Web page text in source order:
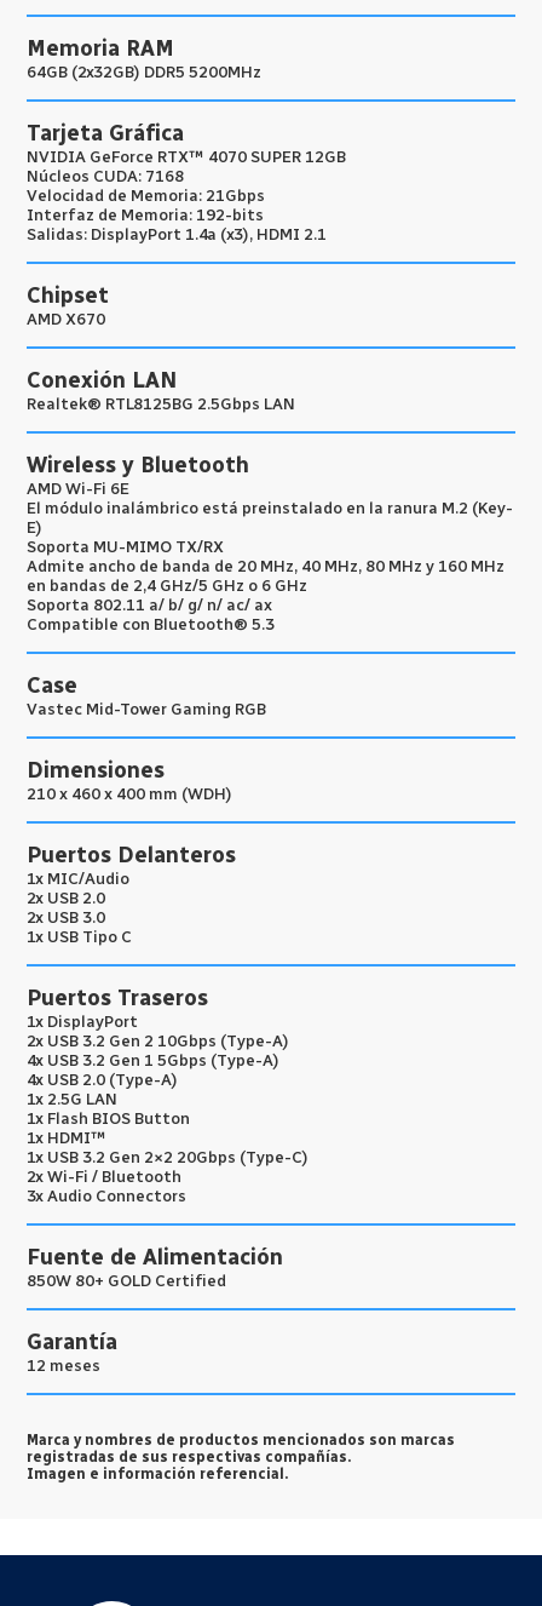
Memoria RAM
64GB (2x32GB) DDR5 5200MHz
Tarjeta Gráfica
NVIDIA GeForce RTX™ 4070 SUPER 12GB
Núcleos CUDA: 7168
Velocidad de Memoria: 21Gbps
Interfaz de Memoria: 192-bits
Salidas: DisplayPort 1.4a (x3), HDMI 2.1
Chipset
AMD X670
Conexión LAN
Realtek® RTL8125BG 2.5Gbps LAN
Wireless y Bluetooth
AMD Wi-Fi 6E
El módulo inalámbrico está preinstalado en la ranura M.2 (Key-
E)
Soporta MU-MIMO TX/RX
Admite ancho de banda de 20 MHz, 40 MHz, 80 MHz y 160 MHz
en bandas de 2,4 GHz/5 GHz o 6 GHz
Soporta 802.11 a/ b/ g/ n/ ac/ ax
Compatible con Bluetooth® 5.3
Case
Vastec Mid-Tower Gaming RGB
Dimensiones
210 x 460 x 400 mm (WDH)
Puertos Delanteros
1x MIC/Audio
2x USB 2.0
2x USB 3.0
1x USB Tipo C
Puertos Traseros
1x DisplayPort
2x USB 3.2 Gen 2 10Gbps (Type-A)
4x USB 3.2 Gen 1 5Gbps (Type-A)
4x USB 2.0 (Type-A)
1x 2.5G LAN
1x Flash BIOS Button
1x HDMI™
1x USB 3.2 Gen 2×2 20Gbps (Type-C)
2x Wi-Fi / Bluetooth
3x Audio Connectors
Fuente de Alimentación
850W 80+ GOLD Certified
Garantía
12 meses
Marca y nombres de productos mencionados son marcas
registradas de sus respectivas compañías.
Imagen e información referencial.